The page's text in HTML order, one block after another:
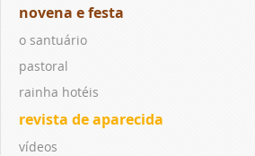
novena e festa
o santuário
pastoral
rainha hotéis
revista de aparecida
vídeos